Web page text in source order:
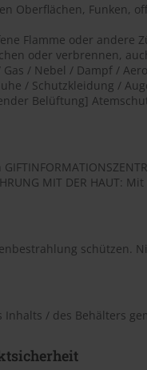
Oberflächen, Funken,
Flamme oder andere
oder verbrennen,
Gas / Nebel / Dampf /
/ Schutzkleidung /
Belüftung]
MIT DER HAUT:
schützen.
Inhalts / des Behälters